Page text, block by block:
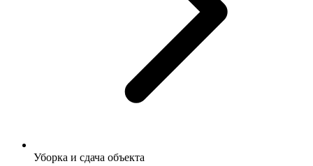
Уборка и сдача объекта